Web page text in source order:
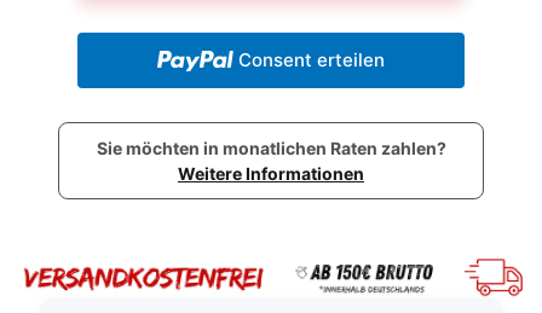
Consent erteilen
Sie möchten in monatlichen Raten zahlen?
Weitere Informationen